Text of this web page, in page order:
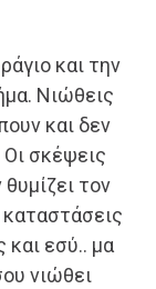
και την
Νιώθεις
και δεν
Οι σκέψεις
τον
και εσύ.. μα
νιώθει